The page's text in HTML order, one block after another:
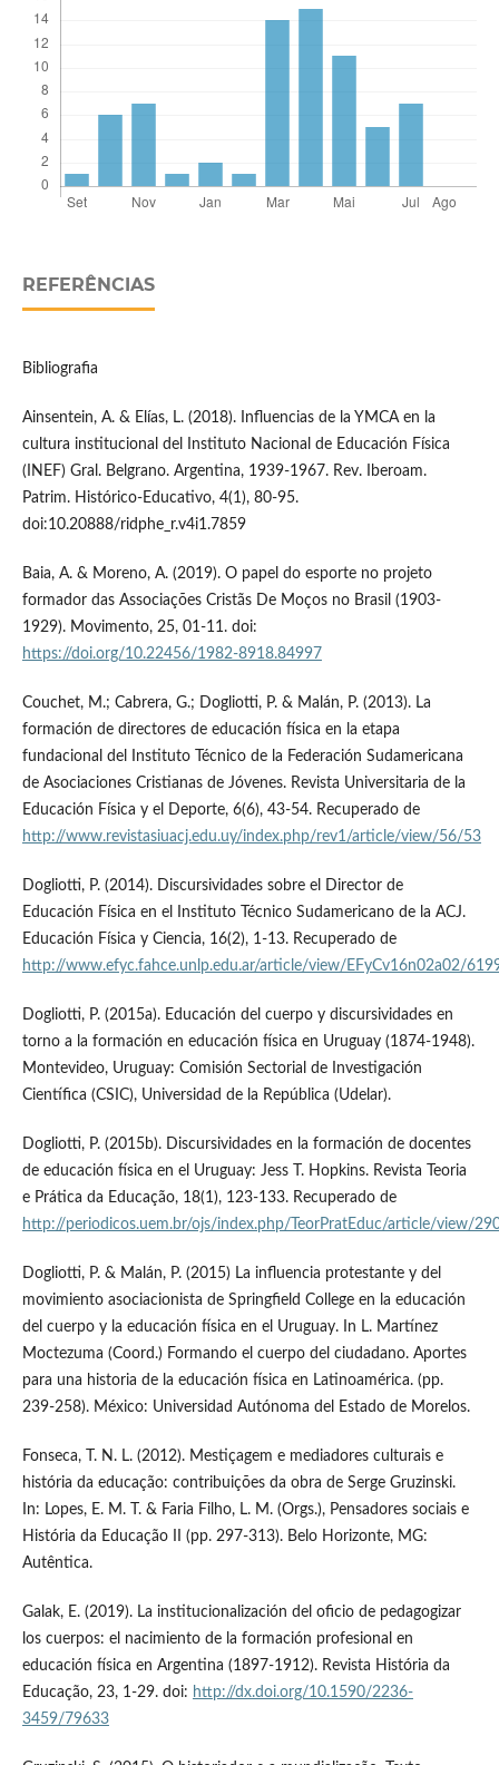
REFERÊNCIAS
Bibliografia
Ainsentein, A. & Elías, L. (2018). Influencias de la YMCA en la
cultura institucional del Instituto Nacional de Educación Física
(INEF) Gral. Belgrano. Argentina, 1939-1967. Rev. Iberoam.
Patrim. Histórico-Educativo, 4(1), 80-95.
doi:10.20888/ridphe_r.v4i1.7859
Baia, A. & Moreno, A. (2019). O papel do esporte no projeto
formador das Associações Cristãs De Moços no Brasil (1903-
1929). Movimento, 25, 01-11. doi:
https://doi.org/10.22456/1982-8918.84997
Couchet, M.; Cabrera, G.; Dogliotti, P. & Malán, P. (2013). La
formación de directores de educación física en la etapa
fundacional del Instituto Técnico de la Federación Sudamericana
de Asociaciones Cristianas de Jóvenes. Revista Universitaria de la
Educación Física y el Deporte, 6(6), 43-54. Recuperado de
http://www.revistasiuacj.edu.uy/index.php/rev1/article/view/56/53
Dogliotti, P. (2014). Discursividades sobre el Director de
Educación Física en el Instituto Técnico Sudamericano de la ACJ.
Educación Física y Ciencia, 16(2), 1-13. Recuperado de
http://www.efyc.fahce.unlp.edu.ar/article/view/EFyCv16n02a02/
Dogliotti, P. (2015a). Educación del cuerpo y discursividades en
torno a la formación en educación física en Uruguay (1874-1948).
Montevideo, Uruguay: Comisión Sectorial de Investigación
Científica (CSIC), Universidad de la República (Udelar).
Dogliotti, P. (2015b). Discursividades en la formación de docentes
de educación física en el Uruguay: Jess T. Hopkins. Revista Teoria
e Prática da Educação, 18(1), 123-133. Recuperado de
http://periodicos.uem.br/ojs/index.php/TeorPratEduc/article/view/
Dogliotti, P. & Malán, P. (2015) La influencia protestante y del
movimiento asociacionista de Springfield College en la educación
del cuerpo y la educación física en el Uruguay. In L. Martínez
Moctezuma (Coord.) Formando el cuerpo del ciudadano. Aportes
para una historia de la educación física en Latinoamérica. (pp.
239-258). México: Universidad Autónoma del Estado de Morelos.
Fonseca, T. N. L. (2012). Mestiçagem e mediadores culturais e
história da educação: contribuições da obra de Serge Gruzinski.
In: Lopes, E. M. T. & Faria Filho, L. M. (Orgs.), Pensadores sociais e
História da Educação II (pp. 297-313). Belo Horizonte, MG:
Autêntica.
Galak, E. (2019). La institucionalización del oficio de pedagogizar
los cuerpos: el nacimiento de la formación profesional en
educación física en Argentina (1897-1912). Revista História da
Educação, 23, 1-29. doi: http://dx.doi.org/10.1590/2236-
3459/79633